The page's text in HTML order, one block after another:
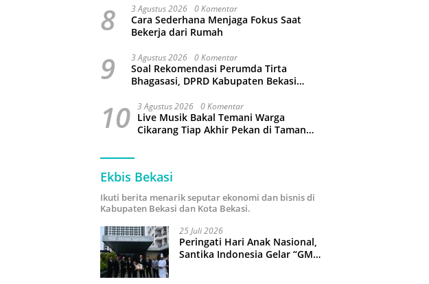
8 3 Agustus 2026 0 Komentar
Cara Sederhana Menjaga Fokus Saat
Bekerja dari Rumah
9 3 Agustus 2026 0 Komentar
Soal Rekomendasi Perumda Tirta
Bhagasasi, DPRD Kabupaten Bekasi
10 3 Agustus 2026 0 Komentar
Live Musik Bakal Temani Warga
Cikarang Tiap Akhir Pekan di Taman
Ekbis Bekasi
Ikuti berita menarik seputar ekonomi dan bisnis di
Kabupaten Bekasi dan Kota Bekasi.
25 Juli 2026
Peringati Hari Anak Nasional,
Santika Indonesia Gelar “GM